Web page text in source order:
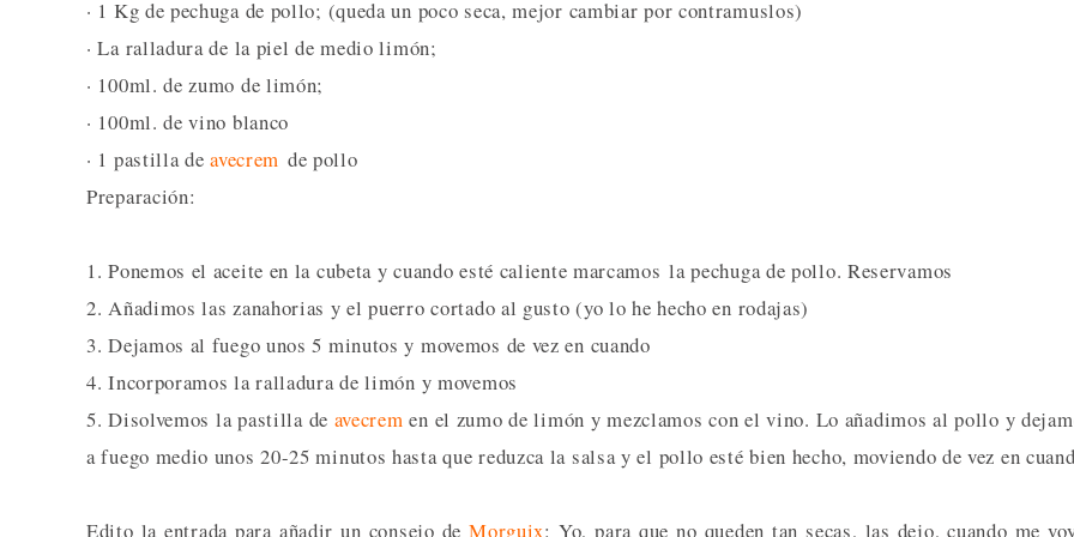
· 1 Kg de pechuga de pollo; (queda un poco seca, mejor cambiar por contramuslos)
· La ralladura de la piel de medio limón;
· 100ml. de zumo de limón;
· 100ml. de vino blanco
· 1 pastilla deavecrem de pollo
Preparación:
1. Ponemos el aceite en la cubeta y cuando esté caliente marcamos la pechuga de pollo. Reservamos
2. Añadimos las zanahorias y el puerro cortado al gusto (yo lo he hecho en rodajas)
3. Dejamos al fuego unos 5 minutos y movemos de vez en cuando
4. Incorporamos la ralladura de limón y movemos
5. Disolvemos la pastilla de avecrem en el zumo de limón y mezclamos con el vino. Lo añadimos al pollo y
a fuego medio unos 20-25 minutos hasta que reduzca la salsa y el pollo esté bien hecho, moviendo de vez en
Edito la entrada para añadir un consejo deMorguix: Yo, para que no queden tan secas, las dejo, cuando me